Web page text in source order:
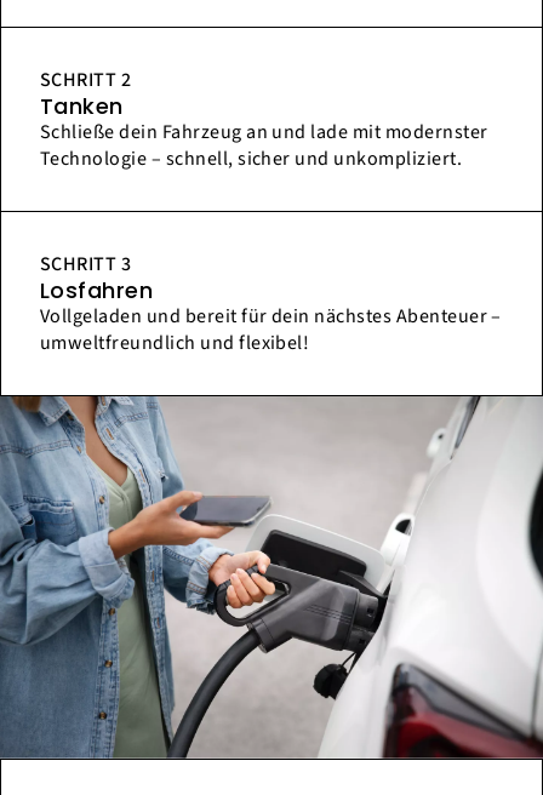
SCHRITT 2
Tanken
Schließe dein Fahrzeug an und lade mit modernster
Technologie – schnell, sicher und unkompliziert.
SCHRITT 3
Losfahren
Vollgeladen und bereit für dein nächstes Abenteuer –
umweltfreundlich und flexibel!